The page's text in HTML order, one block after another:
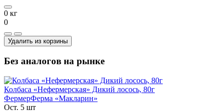
0 кг
0
Удалить из корзины
Без аналогов на рынке
Колбаса «Нефермерская» Дикий лосось, 80г
ФермерФерма «Макларин»
Ост. 5 шт